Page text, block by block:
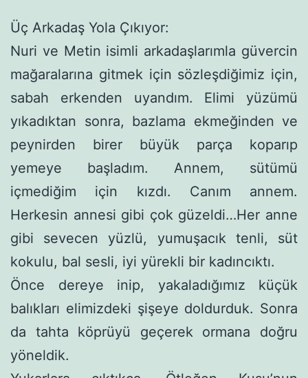
Üç Arkadaş Yola Çıkıyor:
Nuri ve Metin isimli arkadaşlarımla güvercin
mağaralarına gitmek için sözleşdiğimiz için,
sabah erkenden uyandım. Elimi yüzümü
yıkadıktan sonra, bazlama ekmeğinden ve
peynirden birer büyük parça koparıp
yemeye başladım. Annem, sütümü
içmediğim için kızdı. Canım annem.
Herkesin annesi gibi çok güzeldi…Her anne
gibi sevecen yüzlü, yumuşacık tenli, süt
koku­lu, bal sesli, iyi yürekli bir kadıncıktı.
Önce dereye inip, yakaladığımız küçük
balıkları elimizdeki şişeye doldurduk. Sonra
da tahta köprüyü geçerek ormana doğru
yöneldik.